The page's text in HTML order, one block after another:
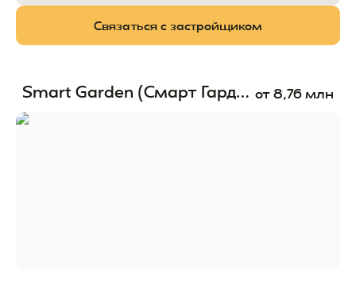
Связаться с застройщиком
Smart Garden (Смарт Гарден) от 8,76 млн